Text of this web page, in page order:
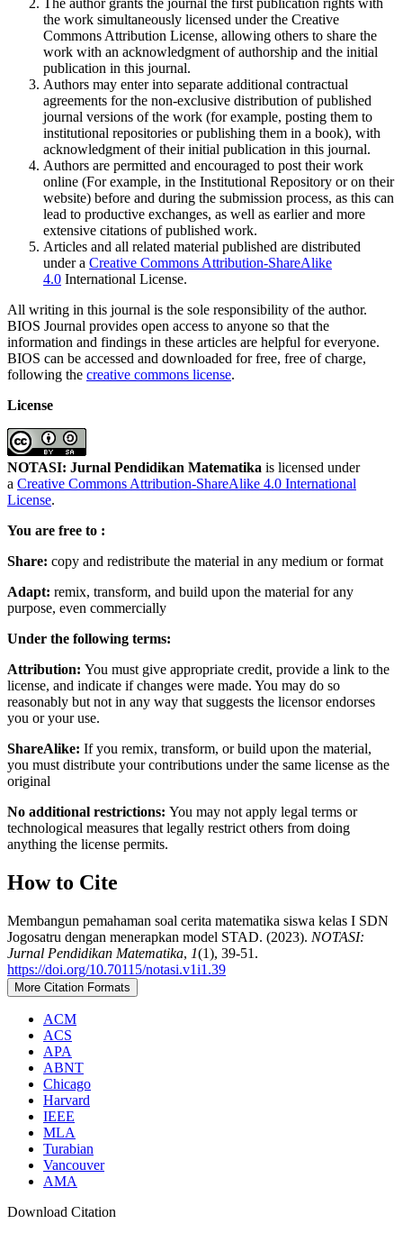
the work simultaneously licensed under the Creative
Commons Attribution License, allowing others to share the
work with an acknowledgment of authorship and the initial
publication in this journal.
Authors may enter into separate additional contractual
agreements for the non-exclusive distribution of published
journal versions of the work (for example, posting them to
institutional repositories or publishing them in a book), with
acknowledgment of their initial publication in this journal.
Authors are permitted and encouraged to post their work
online (For example, in the Institutional Repository or on their
website) before and during the submission process, as this can
lead to productive exchanges, as well as earlier and more
extensive citations of published work.
Articles and all related material published are distributed
under a Creative Commons Attribution-ShareAlike
4.0 International License.
All writing in this journal is the sole responsibility of the author.
BIOS Journal provides open access to anyone so that the
information and findings in these articles are helpful for everyone.
BIOS can be accessed and downloaded for free, free of charge,
following the creative commons license.
License
NOTASI: Jurnal Pendidikan Matematika is licensed under
a Creative Commons Attribution-ShareAlike 4.0 International
License.
You are free to :
Share: copy and redistribute the material in any medium or format
Adapt: remix, transform, and build upon the material for any
purpose, even commercially
Under the following terms:
Attribution: You must give appropriate credit, provide a link to the
license, and indicate if changes were made. You may do so
reasonably but not in any way that suggests the licensor endorses
you or your use.
ShareAlike: If you remix, transform, or build upon the material,
you must distribute your contributions under the same license as the
original
No additional restrictions: You may not apply legal terms or
technological measures that legally restrict others from doing
anything the license permits.
How to Cite
Membangun pemahaman soal cerita matematika siswa kelas I SDN
Jogosatru dengan menerapkan model STAD. (2023). NOTASI:
Jurnal Pendidikan Matematika, 1(1), 39-51.
https://doi.org/10.70115/notasi.v1i1.39
More Citation Formats
ACM
ACS
APA
ABNT
Chicago
Harvard
IEEE
MLA
Turabian
Vancouver
AMA
Download Citation